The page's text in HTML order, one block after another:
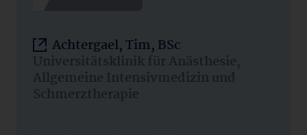
Achtergael, Tim, BSc
Universitätsklinik für Anästhesie,
Allgemeine Intensivmedizin und
Schmerztherapie